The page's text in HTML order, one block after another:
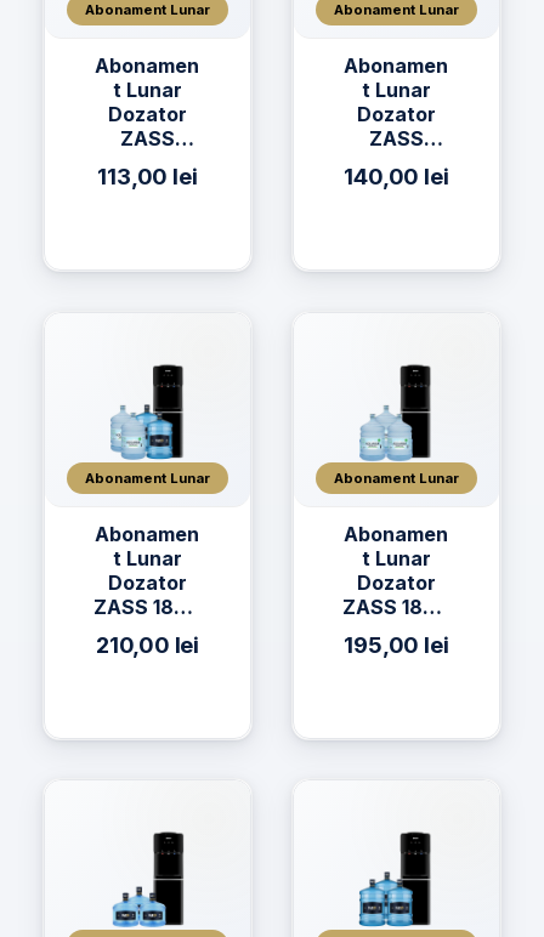
Abonament Lunar
Abonamen
t Lunar
Dozator
ZASS
17CNS + 3
x Apă h2on
113,00 lei
Abonament Lunar
Abonamen
t Lunar
Dozator
ZASS
17CNS + 3
x Apă h2on
140,00 lei
Abonament Lunar
Abonamen
t Lunar
Dozator
ZASS 18CR
h2on 19L +
210,00 lei
Abonament Lunar
Abonamen
t Lunar
Dozator
ZASS 18CR
AQUAVIA
195,00 lei